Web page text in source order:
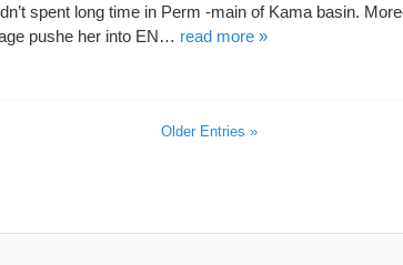
spent long time in Perm -main of Kama basin.
pushe her into EN… read more »
Older Entries »